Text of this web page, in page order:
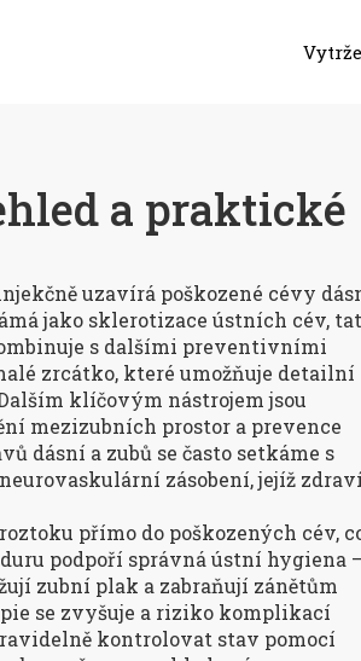
a praktické
uzavírá poškozené cévy
jako sklerotizace ústních cév,
s dalšími preventivními
zrcátko, které umožňuje detailní
klíčovým nástrojem jsou
mezizubních prostor a prevence
dásní a zubů se často setkáme s
zásobení, jejíž
přímo do poškozených cév,
podpoří správná ústní hygiena –
zubní plak a zabraňují zánětům
se zvyšuje a riziko komplikací
kontrolovat stav pomocí